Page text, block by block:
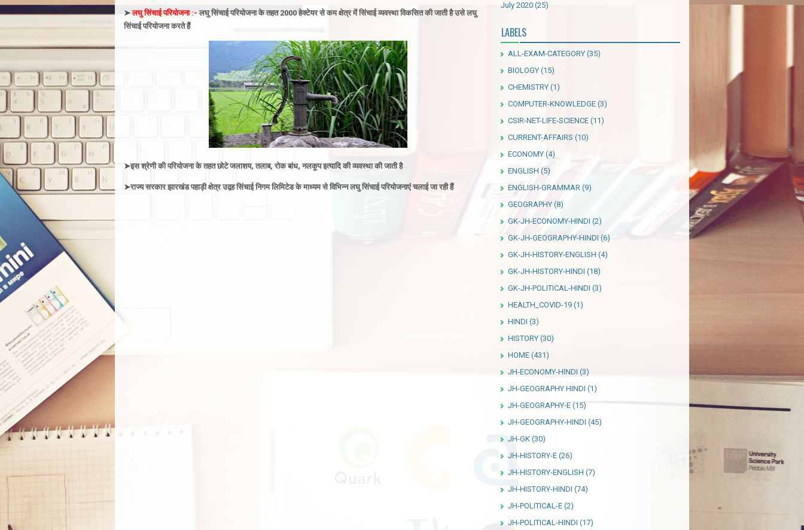
➤ लघु सिंचाई परियोजना :-लघु सिंचाई परियोजना के तहत 2000 हेक्टेयर से कम क्षेत्र में सिंचाई व्यवस्था विकसित की जाती है उसे लघु
सिंचाई परियोजना करते हैं
➤इस श्रेणी की परियोजना के तहत छोटेजलाशय, तलाब, रोक बांध, नलकूप इत्यादि की व्यवस्था की जाती है
➤राज्य सरकार झारखंड पहाड़ी क्षेत्र उद्वह सिंचाई निगम लिमिटेड के माध्यम से विभिन्न लघु सिंचाई परियोजनाएं चलाई जा रही हैं
July 2020 (25)
LABELS
ALL-EXAM-CATEGORY (35)
BIOLOGY (15)
CHEMISTRY (1)
COMPUTER-KNOWLEDGE (3)
CSIR-NET-LIFE-SCIENCE (11)
CURRENT-AFFAIRS (10)
ECONOMY (4)
ENGLISH (5)
ENGLISH-GRAMMAR (9)
GEOGRAPHY (8)
GK-JH-ECONOMY-HINDI (2)
GK-JH-GEOGRAPHY-HINDI (6)
GK-JH-HISTORY-ENGLISH (4)
GK-JH-HISTORY-HINDI (18)
GK-JH-POLITICAL-HINDI (3)
HEALTH_COVID-19 (1)
HINDI (3)
HISTORY (30)
HOME (431)
JH-ECONOMY-HINDI (3)
JH-GEOGRAPHY HINDI (1)
JH-GEOGRAPHY-E (15)
JH-GEOGRAPHY-HINDI (45)
JH-GK (30)
JH-HISTORY-E (26)
JH-HISTORY-ENGLISH (7)
JH-HISTORY-HINDI (74)
JH-POLITICAL-E (2)
JH-POLITICAL-HINDI (17)